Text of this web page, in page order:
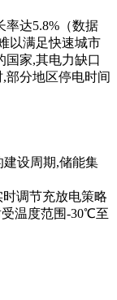
率达5.8%（数据
以满足快速城市
国家,其电力缺口
部分地区停电时间
建设周期,储能集
时调节充放电策略
受温度范围-30℃至